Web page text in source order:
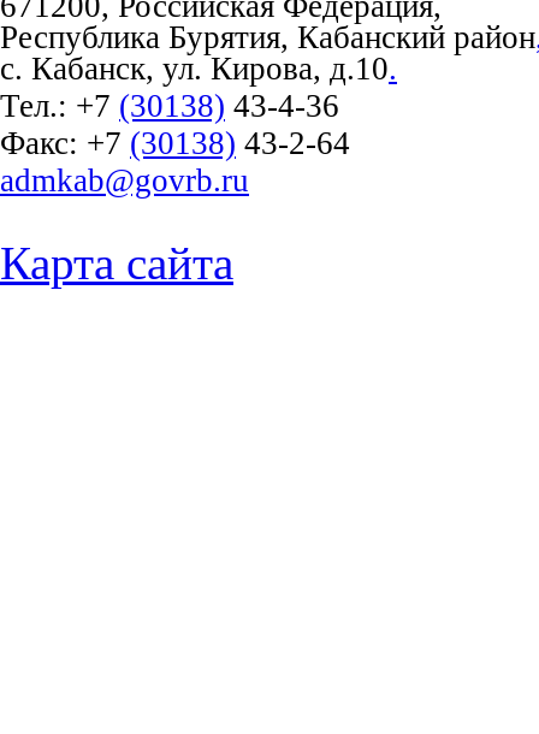
Республика Бурятия, Кабанский район
с. Кабанск, ул. Кирова, д.10.
Тел.: +7 (30138) 43-4-36
Факс: +7 (30138) 43-2-64
admkab@govrb.ru
Карта сайта